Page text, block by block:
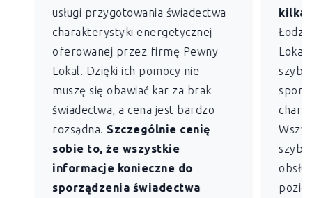
usługi przygotowania świadectwa
charakterystyki energetycznej
oferowanej przez firmę Pewny
Lokal. Dzięki ich pomocy nie
muszę się obawiać kar za brak
świadectwa, a cena jest bardzo
rozsądna. Szczególnie cenię
sobie to, że wszystkie
informacje konieczne do
sporządzenia świadectwa
Łodzi)
Lokal